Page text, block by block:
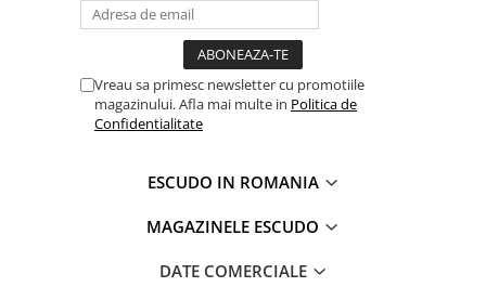
Vreau sa primesc newsletter cu promotiile
magazinului. Afla mai multe in Politica de
Confidentialitate
ESCUDO IN ROMANIA
MAGAZINELE ESCUDO
DATE COMERCIALE